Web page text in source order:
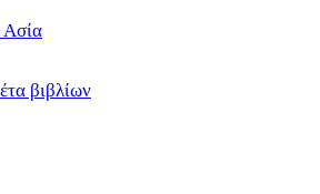
βιβλίων